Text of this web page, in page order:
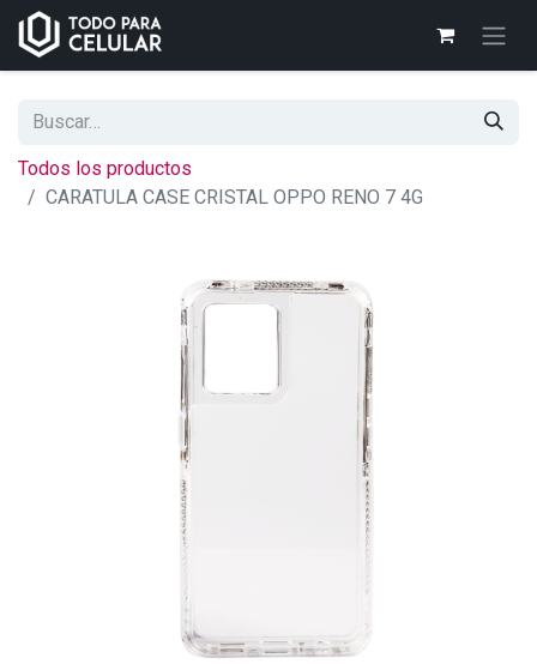
Todos los productos
CARATULA CASE CRISTAL OPPO RENO 7 4G